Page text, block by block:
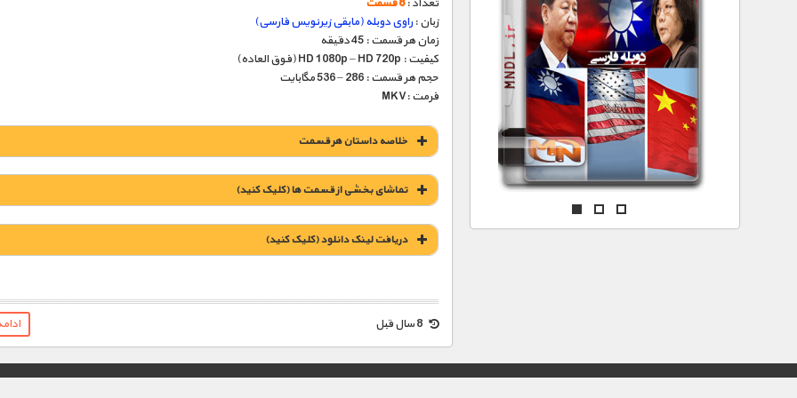
زبان :راوی دوبله (مابقی زیرنویس فارسی)
زمان هر قسمت : 45 دقیقه
کیفیت : HD 1080p – HD 720p (فوق العاده)
حجم هر قسمت : 286 – 536 مگابایت
فرمت :MKV
خلاصه داستان هر قسمت
تماشای بخشی از قسمت ها (کلیک کنید)
دریافت لينک دانلود (کليک کنيد)
1900 تومان – دانلود قسمت 1 (افزودن به سبد خريد)
1900 تومان – دانلود قسمت 2 (افزودن به سبد خريد)
8 سال قبل